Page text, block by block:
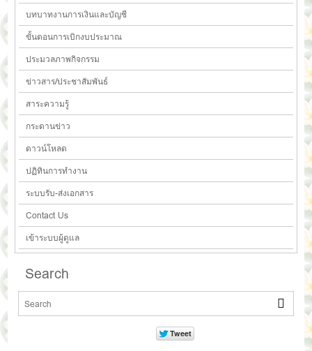
บทบาทงานการเงินและบัญชี
ขั้นตอนการเบิกงบประมาณ
ประมวลภาพกิจกรรม
ข่าวสาร/ประชาสัมพันธ์
สาระความรู้
กระดานข่าว
ดาวน์โหลด
ปฏิทินการทำงาน
ระบบรับ-ส่งเอกสาร
Contact Us
เข้าระบบผู้ดูแล
Search